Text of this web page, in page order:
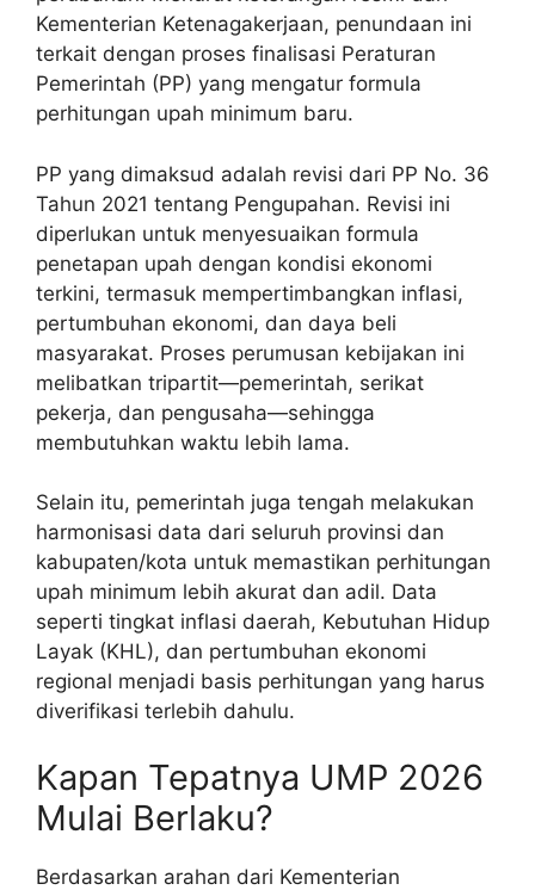
Kementerian Ketenagakerjaan, penundaan ini
terkait dengan proses finalisasi Peraturan
Pemerintah (PP) yang mengatur formula
perhitungan upah minimum baru.
PP yang dimaksud adalah revisi dari PP No. 36
Tahun 2021 tentang Pengupahan. Revisi ini
diperlukan untuk menyesuaikan formula
penetapan upah dengan kondisi ekonomi
terkini, termasuk mempertimbangkan inflasi,
pertumbuhan ekonomi, dan daya beli
masyarakat. Proses perumusan kebijakan ini
melibatkan tripartit—pemerintah, serikat
pekerja, dan pengusaha—sehingga
membutuhkan waktu lebih lama.
Selain itu, pemerintah juga tengah melakukan
harmonisasi data dari seluruh provinsi dan
kabupaten/kota untuk memastikan perhitungan
upah minimum lebih akurat dan adil. Data
seperti tingkat inflasi daerah, Kebutuhan Hidup
Layak (KHL), dan pertumbuhan ekonomi
regional menjadi basis perhitungan yang harus
diverifikasi terlebih dahulu.
Kapan Tepatnya UMP 2026
Mulai Berlaku?
Berdasarkan arahan dari Kementerian